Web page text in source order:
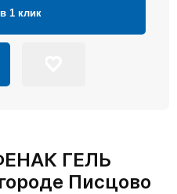
1 клик
ГЕЛЬ
Писцово